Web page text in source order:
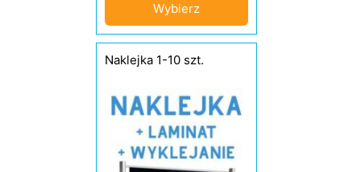
Wybierz
Naklejka 1-10 szt.